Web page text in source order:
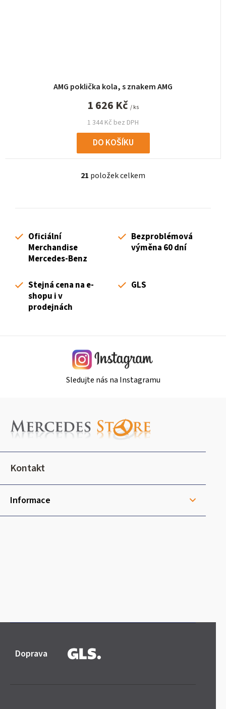
AMG poklička kola, s znakem AMG
1 344 Kč bez DPH
1 626 Kč / ks
DO KOŠÍKU
O
l
v
ý
p
s
21 položek celkem
Oficiální
Merchandise
Mercedes-Benz
Bezproblémová
výměna 60 dní
Stejná cena na e-
shopu i v
prodejnách
GLS
Sledujte nás na Instagramu
a
í
Kontakt
Informace
Doprava